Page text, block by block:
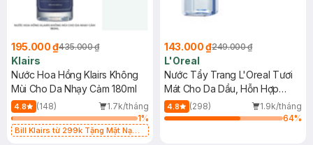
195.000 ₫435.000 ₫
Klairs
Nước Hoa Hồng Klairs Không
Mùi Cho Da Nhạy Cảm 180ml
4.8 (148)
1.7k/tháng
1%
Bill Klairs từ 299k Tặng Mặt Nạ
143.000 ₫249.000 ₫
L'Oreal
Nước Tẩy Trang L'Oreal Tươi
Mát Cho Da Dầu, Hỗn Hợp
400ml
4.8 (298)
1.9k/tháng
64%